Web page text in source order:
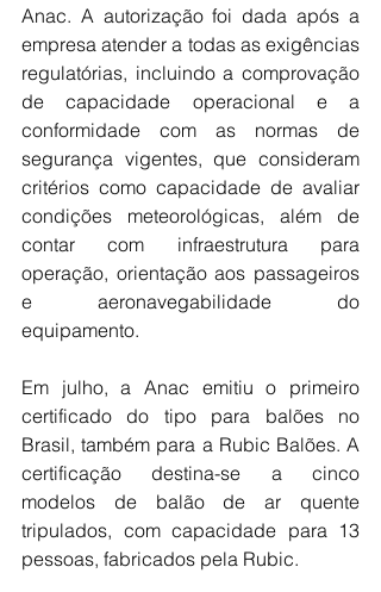
Anac. A autorização foi dada após a
empresa atender a todas as exigências
regulatórias, incluindo a comprovação
de capacidade operacional e a
conformidade com as normas de
segurança vigentes, que consideram
critérios como capacidade de avaliar
condições meteorológicas, além de
contar com infraestrutura para
operação, orientação aos passageiros
e aeronavegabilidade do
equipamento.
Em julho, a Anac emitiu o primeiro
certificado do tipo para balões no
Brasil, também para a Rubic Balões. A
certificação destina-se a cinco
modelos de balão de ar quente
tripulados, com capacidade para 13
pessoas, fabricados pela Rubic.